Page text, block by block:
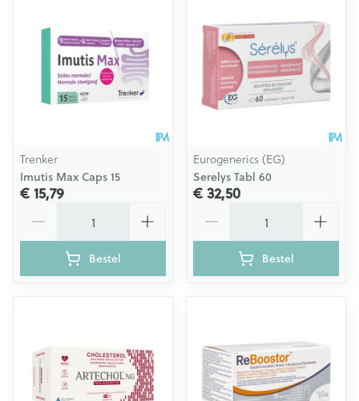
Trenker
Imutis Max Caps 15
€ 15,79
Bestel
Eurogenerics (EG)
Serelys Tabl 60
€ 32,50
Bestel